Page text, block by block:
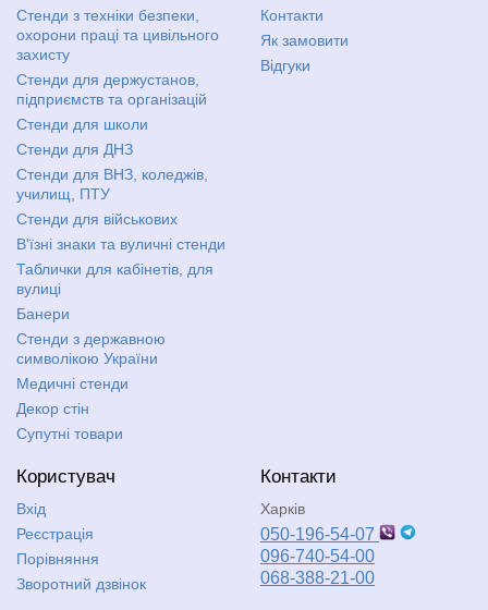
Стенди з техніки безпеки,
охорони праці та цивільного
захисту
Стенди для держустанов,
підприємств та організацій
Стенди для школи
Стенди для ДНЗ
Стенди для ВНЗ, коледжів,
училищ, ПТУ
Стенди для військових
В'їзні знаки та вуличні стенди
Таблички для кабінетів, для
вулиці
Банери
Стенди з державною
символікою України
Медичні стенди
Декор стін
Супутні товари
Контакти
Як замовити
Відгуки
Користувач
Вхід
Реєстрація
Порівняння
Зворотний дзвінок
Контакти
Харків
050-196-54-07
096-740-54-00
068-388-21-00